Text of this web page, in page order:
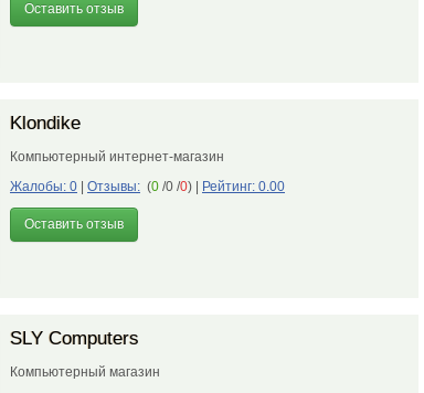
Оставить отзыв
Klondike
Компьютерный интернет-магазин
Жалобы: 0
Отзывы: (0 /0 /0) Рейтинг: 0.00
Оставить отзыв
SLY Computers
Компьютерный магазин